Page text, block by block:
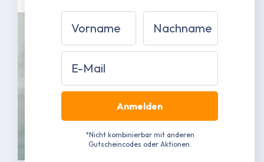
Vorname Nachname
Email
Anmelden
*Nicht kombinierbar mit anderen
Gutscheincodes oder Aktionen.